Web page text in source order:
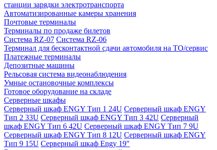
станции зарядки электротранспорта
Автоматизированные камеры хранения
Почтовые терминалы
Терминалы по продаже билетов
Система RZ-07 Система RZ-06
Терминал для бесконтактной сдачи автомобиля на ТО/сервис
Платежные терминалы
Депозитные машины
Рельсовая система видеонаблюдения
Умные остановочные комплексы
Готовое оборудование на складе
Серверные шкафы
Серверный шкаф ENGY Тип 1 24U Серверный шкаф ENGY
Тип 2 33U Серверный шкаф ENGY Тип 3 42U Серверный
шкаф ENGY Тип 6 42U Серверный шкаф ENGY Тип 7 9U
Серверный шкаф ENGY Тип 8 12U Серверный шкаф ENGY
Тип 9 15U Серверный шкаф Engy 19″